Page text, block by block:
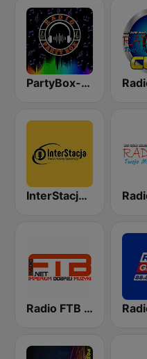
PartyBox-Hard Techno-EDM
InterStacja - Club
Radio FTB Disco Polo